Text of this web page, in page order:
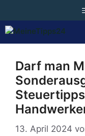
springen
Darf man
13. April 2024